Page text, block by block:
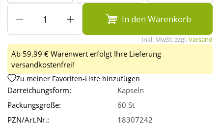
In den Warenkorb
inkl. MwSt. zzgl.Versand
Ab 59.99 € Warenwert erfolgt Ihre Lieferung
versandkostenfrei!
Zu meiner Favoriten-Liste hinzufügen
Darreichungsform:
Kapseln
Packungsgröße:
60 St
PZN/Art.Nr.:
18307242